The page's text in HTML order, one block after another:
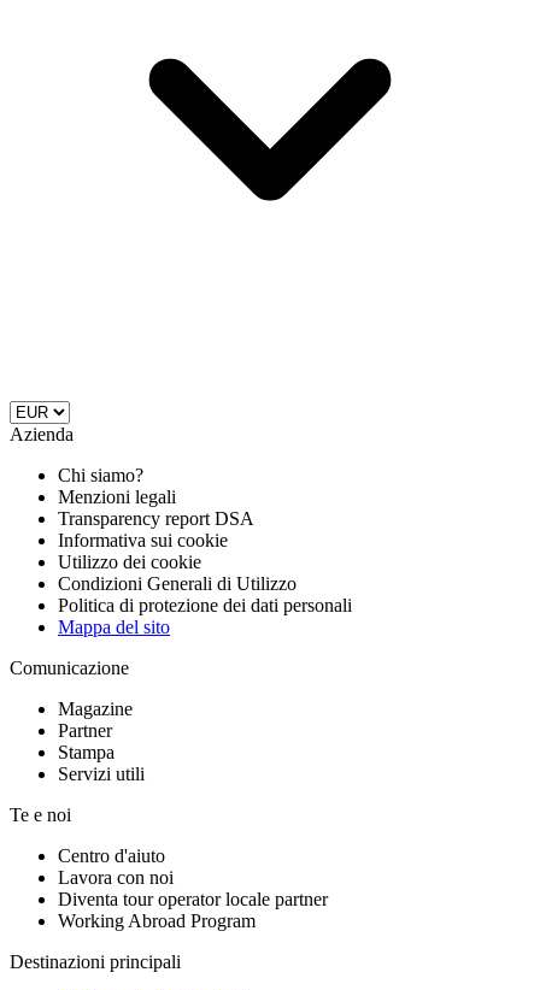
Azienda
Chi siamo?
Menzioni legali
Transparency report DSA
Informativa sui cookie
Utilizzo dei cookie
Condizioni Generali di Utilizzo
Politica di protezione dei dati personali
Mappa del sito
Comunicazione
Magazine
Partner
Stampa
Servizi utili
Te e noi
Centro d'aiuto
Lavora con noi
Diventa tour operator locale partner
Working Abroad Program
Destinazioni principali